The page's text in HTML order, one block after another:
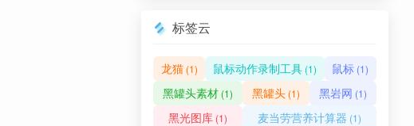
标签云
龙猫(1) 鼠标动作录制工具(1) 鼠标 (1)
黑罐头素材 (1) 黑罐头 (1) 黑岩网 (1)
黑光图库 (1) 麦当劳营养计算器 (1)